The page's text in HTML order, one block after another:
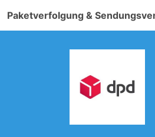
Paketverfolgung &